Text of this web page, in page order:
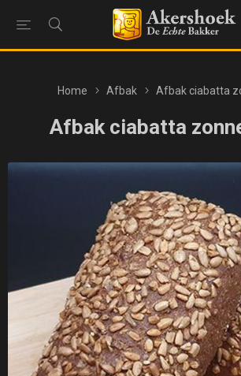
Home Afbak Afbak ciabatta
Afbak ciabatta